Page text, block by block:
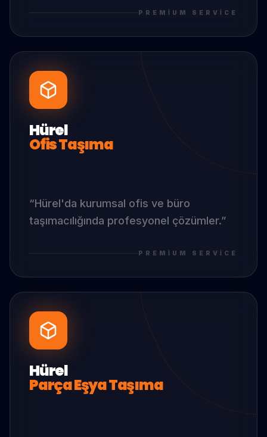
PREMIUM SERVICE
Hürel
Ofis Taşıma
“Hürel'da kurumsal ofis ve büro
taşımacılığında profesyonel çözümler.”
PREMIUM SERVICE
Hürel
Parça Eşya Taşıma